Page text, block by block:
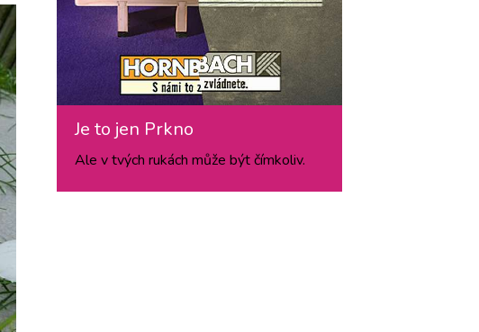
Je to jen Prkno
Ale v tvých rukách může být čímkoliv.